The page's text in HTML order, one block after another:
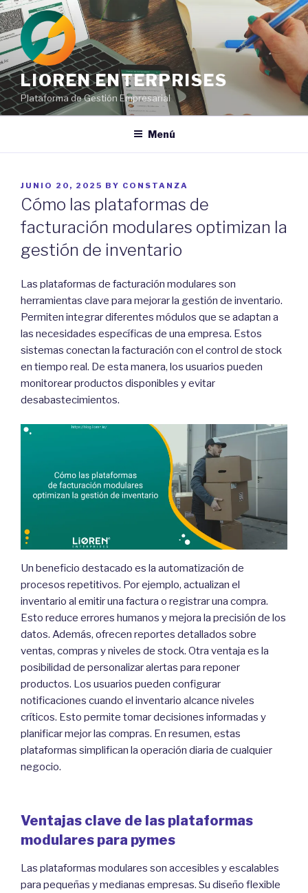
Ir
al
contenido
LIOREN ENTERPRISES
Plataforma de Gestión Empresarial
Menú
POSTED
ON
JUNIO 20, 2025 BY CONSTANZA
Cómo las plataformas de
facturación modulares optimizan la
gestión de inventario
Las plataformas de facturación modulares son
herramientas clave para mejorar la gestión de inventario.
Permiten integrar diferentes módulos que se adaptan a
las necesidades específicas de una empresa. Estos
sistemas conectan la facturación con el control de stock
en tiempo real. De esta manera, los usuarios pueden
monitorear productos disponibles y evitar
desabastecimientos.
Un beneficio destacado es la automatización de
procesos repetitivos. Por ejemplo, actualizan el
inventario al emitir una factura o registrar una compra.
Esto reduce errores humanos y mejora la precisión de los
datos. Además, ofrecen reportes detallados sobre
ventas, compras y niveles de stock. Otra ventaja es la
posibilidad de personalizar alertas para reponer
productos. Los usuarios pueden configurar
notificaciones cuando el inventario alcance niveles
críticos. Esto permite tomar decisiones informadas y
planificar mejor las compras. En resumen, estas
plataformas simplifican la operación diaria de cualquier
negocio.
Ventajas clave de las plataformas
modulares para pymes
Las plataformas modulares son accesibles y escalables
para pequeñas y medianas empresas. Su diseño flexible